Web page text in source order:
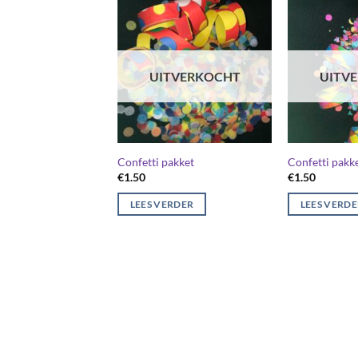
UITVERKOCHT
Confetti pakket
€1.50
LEES VERDER
Confetti
€1.50
LEES